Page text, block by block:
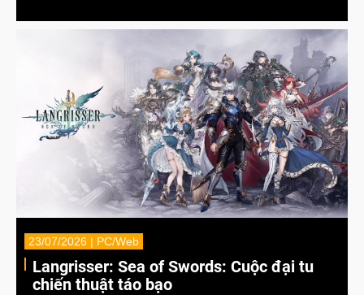
23/07/2026 | PC/Web
Langrisser: Sea of Swords: Cuộc đại tu
chiến thuật táo bạo